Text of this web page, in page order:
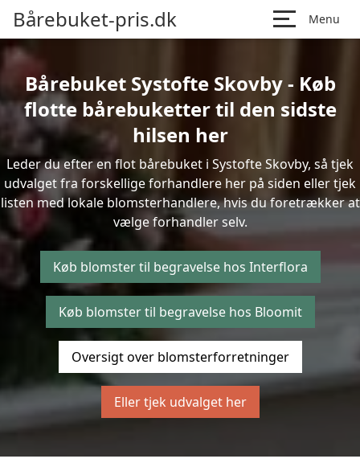
Bårebuket-pris.dk Menu
Bårebuket Systofte Skovby - Køb
flotte bårebuketter til den sidste
hilsen her
Leder du efter en flot bårebuket i Systofte Skovby, så tjek
udvalget fra forskellige forhandlere her på siden eller tjek
listen med lokale blomsterhandlere, hvis du foretrækker at
vælge forhandler selv.
Køb blomster til begravelse hos Interflora
Køb blomster til begravelse hos Bloomit
Oversigt over blomsterforretninger
Eller tjek udvalget her